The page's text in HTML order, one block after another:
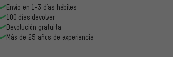
Envío en 1-3 días hábiles
100 días devolver
Devolución gratuita
Más de 25 años de experiencia